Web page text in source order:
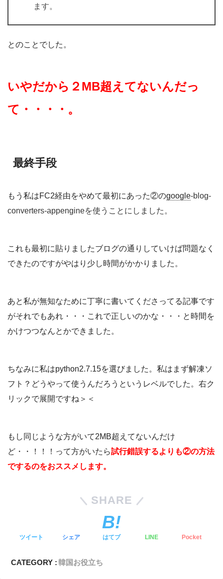
ます。
とのことでした。
いやだから２MB超えてないんだっ
て・・・・。
最終手段
もう私はFC2経由をやめて最初にあった②のgoogle-blog-
converters-appengineを使うことにしました。
これも最初に貼りましたブログの通りしていけば問題なく
できたのですがやはり少し時間がかかりました。
あと私が無知なために丁寧に書いてくださってる記事です
がそれでもあれ・・・これで正しいのかな・・・と時間を
かけつつなんとかできました。
ちなみに私はpython2.7.15を選びました。私はまず解凍ソ
フト？どうやって使うんだろうというレベルでした。右ク
リックで展開ですね＞＜
もし同じような方がいて2MB超えてないんだけ
ど・・！！！って方がいたら試行錯誤するよりも②の方法
でするのをおススメします。
SHARE
ツイート シェア はてブ LINE Pocket
CATEGORY :韓国お役立ち